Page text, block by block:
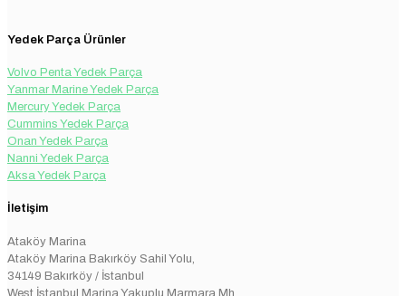
Yedek Parça Ürünler
Volvo Penta Yedek Parça
Yanmar Marine Yedek Parça
Mercury Yedek Parça
Cummins Yedek Parça
Onan Yedek Parça
Nanni Yedek Parça
Aksa Yedek Parça
İletişim
Ataköy Marina
Ataköy Marina Bakırköy Sahil Yolu,
34149 Bakırköy / İstanbul
West İstanbul Marina Yakuplu Marmara Mh.